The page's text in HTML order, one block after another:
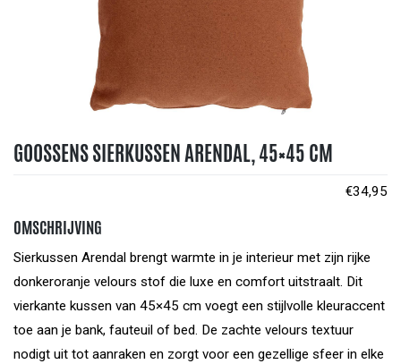
GOOSSENS SIERKUSSEN ARENDAL, 45×45 CM
€34,95
OMSCHRIJVING
Sierkussen Arendal brengt warmte in je interieur met zijn rijke
donkeroranje velours stof die luxe en comfort uitstraalt. Dit
vierkante kussen van 45×45 cm voegt een stijlvolle kleuraccent
toe aan je bank, fauteuil of bed. De zachte velours textuur
nodigt uit tot aanraken en zorgt voor een gezellige sfeer in elke